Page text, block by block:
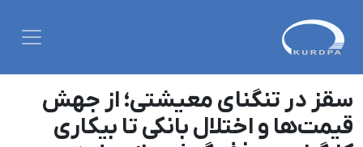
سقز در تنگنای معیشتی؛ از جهش
قیمت‌ها و اختلال بانکی تا بیکاری